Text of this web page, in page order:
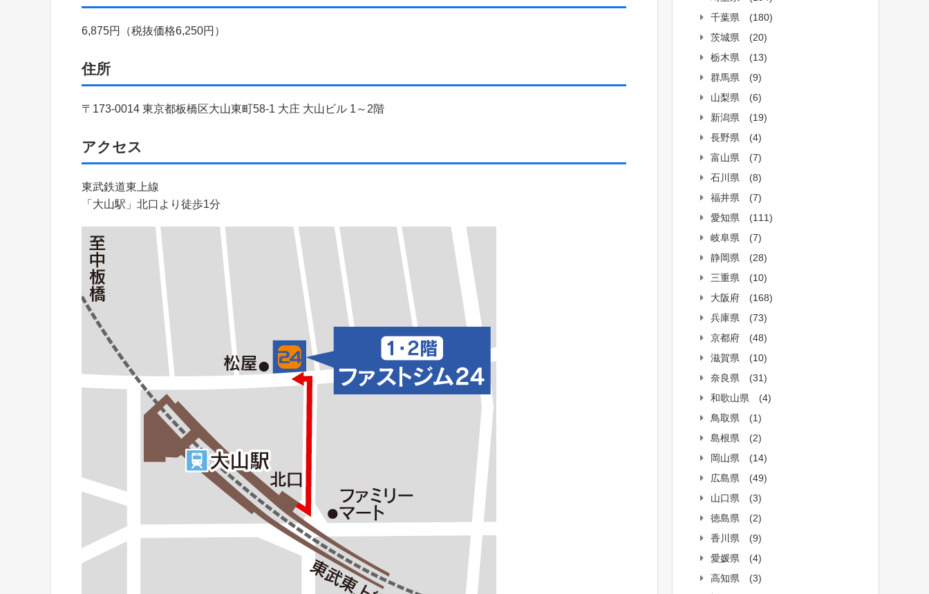
6,875円（税抜価格6,250円）
住所
〒173-0014 東京都板橋区大山東町58-1 大庄 大山ビル 1～2階
アクセス
東武鉄道東上線
「大山駅」北口より徒歩1分
千葉県
(180)
茨城県
(20)
栃木県
(13)
群馬県
(9)
山梨県
(6)
新潟県
(19)
長野県
(4)
富山県
(7)
石川県
(8)
福井県
(7)
愛知県
(111)
岐阜県
(7)
静岡県
(28)
三重県
(10)
大阪府
(168)
兵庫県
(73)
京都府
(48)
滋賀県
(10)
奈良県
(31)
和歌山県
(4)
鳥取県
(1)
島根県
(2)
岡山県
(14)
広島県
(49)
山口県
(3)
徳島県
(2)
香川県
(9)
愛媛県
(4)
高知県
(3)